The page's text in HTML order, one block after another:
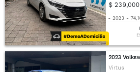
$ 239,000
- 2023 -
2023
Virtus